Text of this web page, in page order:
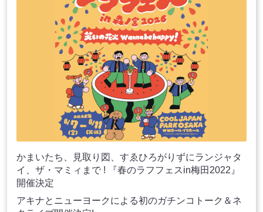
かまいたち、見取り図、すゑひろがりずにランジャタ
イ、ザ・マミィまで ! 『春のラフフェスin梅田2022』
開催決定
アキナとニューヨークによる初のガチンコトーク＆ネ